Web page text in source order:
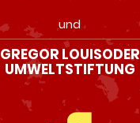
und
GREGOR LOUISODER
UMWELTSTIFTUNG